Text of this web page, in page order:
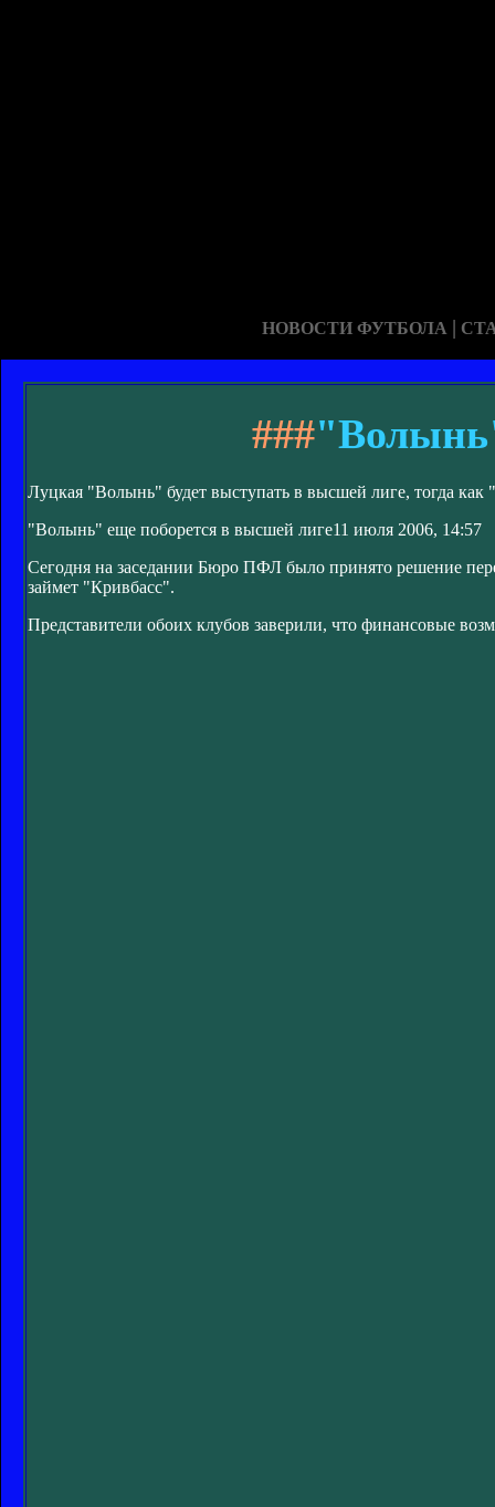
НОВОСТИ ФУТБОЛА |
###
Луцкая "Волынь" будет выступать в высшей лиге, тогда как
"Волынь" еще поборется в высшей лиге11 июля 2006, 14:57
Сегодня на заседании Бюро ПФЛ было принято решение
займет "Кривбасс".
Представители обоих клубов заверили, что финансовые